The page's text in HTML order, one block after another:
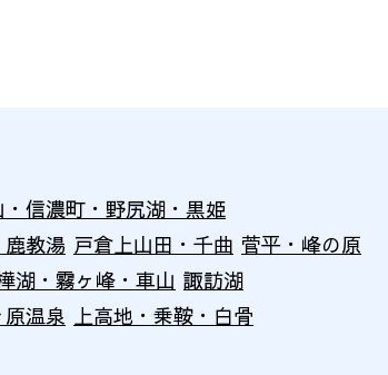
信濃町・野尻湖・黒姫
鹿教湯 戸倉上山田・千曲 菅平・峰の原
湖・霧ヶ峰・車山 諏訪湖
温泉
上高地・乗鞍・白骨